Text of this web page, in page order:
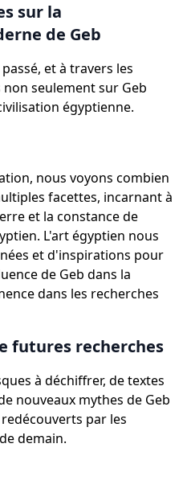
sur la
de Geb
et à travers les
seulement sur Geb
égyptienne.
nous voyons combien
facettes, incarnant à
et la constance de
L'art égyptien nous
et d'inspirations pour
de Geb dans la
dans les recherches
futures recherches
à déchiffrer, de textes
nouveaux mythes de Geb
par les
demain.